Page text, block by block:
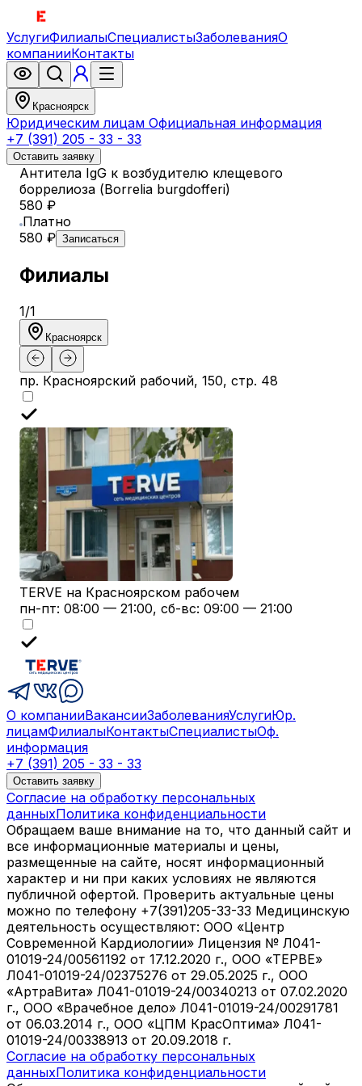
УслугиФилиалыСпециалистыЗаболеванияО
компанииКонтакты
Красноярск
Юридическим лицам Официальная информация
+7 (391) 205 - 33 - 33
Оставить заявку
Антитела IgG к возбудителю клещевого
боррелиоза (Borrelia burgdofferi)
580 ₽
Платно
580 ₽ Записаться
Филиалы
1/1
Красноярск
пр. Красноярский рабочий, 150, стр. 48
TERVE на Красноярском рабочем
пн-пт: 08:00 — 21:00, сб-вс: 09:00 — 21:00
О компанииВакансииЗаболеванияУслугиЮр.
лицамФилиалыКонтактыСпециалистыОф.
информация
+7 (391) 205 - 33 - 33
Оставить заявку
Согласие на обработку персональных
данныхПолитика конфиденциальности
Обращаем ваше внимание на то, что данный сайт и
все информационные материалы и цены,
размещенные на сайте, носят информационный
характер и ни при каких условиях не являются
публичной офертой. Проверить актуальные цены
можно по телефону +7(391)205-33-33 Медицинскую
деятельность осуществляют: ООО «Центр
Современной Кардиологии» Лицензия № Л041-
01019-24/00561192 от 17.12.2020 г., ООО «ТЕРВЕ»
Л041-01019-24/02375276 от 29.05.2025 г., ООО
«АртраВита» Л041-01019-24/00340213 от 07.02.2020
г., ООО «Врачебное дело» Л041-01019-24/00291781
от 06.03.2014 г., ООО «ЦПМ КрасОптима» Л041-
01019-24/00338913 от 20.09.2018 г.
Согласие на обработку персональных
данныхПолитика конфиденциальности